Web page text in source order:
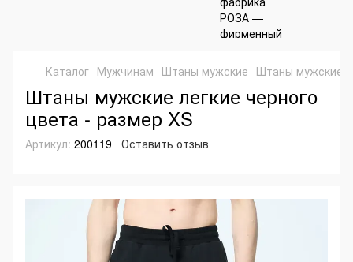
Каталог Мужчинам Штаны мужские Штаны мужские
Штаны мужские легкие черного
цвета - размер XS
Артикул: 200119 Оставить отзыв